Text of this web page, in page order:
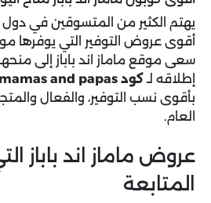
يهتم الكثير من المتسوقين في دول
أقوى عروض التوفير التي يوفرها موقع
سعى موقع ماماز اند باباز إلى
إطلاقه لـكود mamas and papas
بأقوى نسب التوفير، والفعال
العام.
عروض ماماز اند باباز
المتابعة